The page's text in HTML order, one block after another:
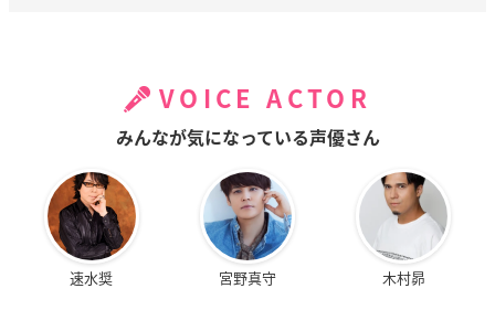
VOICE ACTOR
みんなが気になっている声優さん
速水奨 宮野真守 木村昴